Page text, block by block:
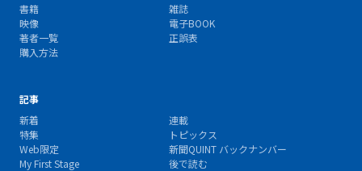
書籍
雑誌
映像
電子BOOK
著者一覧
正誤表
購入方法
記事
新着
連載
特集
トピックス
Web限定
新聞QUINT バックナンバー
My First Stage
後で読む